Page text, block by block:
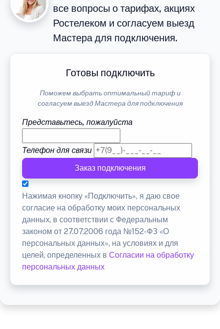
все вопросы о тарифах, акциях
Ростелеком и согласуем выезд
Мастера для подключения.
Готовы подключить
Поможем выбрать оптимальный тариф и
согласуем выезд Мастера для подключения
Представьтесь, пожалуйста
Телефон для связи
Заказ подключения
Нажимая кнопку «Подключить», я даю свое
согласие на обработку моих персональных
данных, в соответствии с Федеральным
законом от 27.07.2006 года №152-ФЗ «О
персональных данных», на условиях и для
целей, определенных в Согласии на обработку
персональных данных